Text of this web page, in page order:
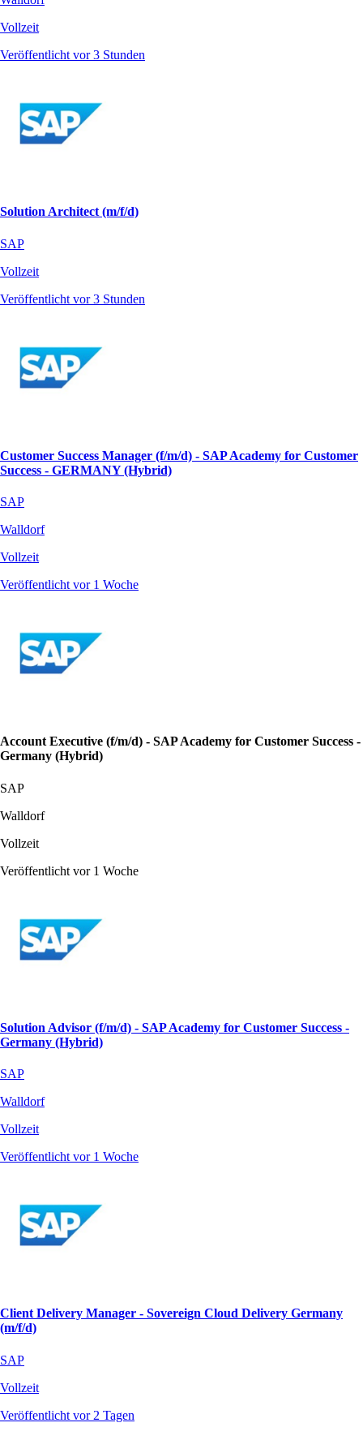
Vollzeit
Veröffentlicht vor 3 Stunden
Solution Architect (m/f/d)
SAP
Vollzeit
Veröffentlicht vor 3 Stunden
Customer Success Manager (f/m/d) - SAP Academy for Customer
Success - GERMANY (Hybrid)
SAP
Walldorf
Vollzeit
Veröffentlicht vor 1 Woche
Account Executive (f/m/d) - SAP Academy for Customer Success -
Germany (Hybrid)
SAP
Walldorf
Vollzeit
Veröffentlicht vor 1 Woche
Solution Advisor (f/m/d) - SAP Academy for Customer Success -
Germany (Hybrid)
SAP
Walldorf
Vollzeit
Veröffentlicht vor 1 Woche
Client Delivery Manager - Sovereign Cloud Delivery Germany
(m/f/d)
SAP
Vollzeit
Veröffentlicht vor 2 Tagen